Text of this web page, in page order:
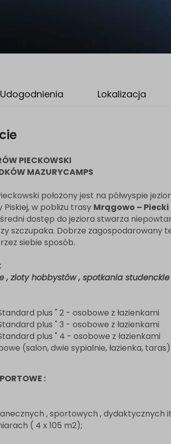
Udogodnienia Lokalizacja
PIECKOWSKI
MAZURYCAMPS
położony jest na półwyspie
w pobliżu trasy Mrągowo –
dostęp do jeziora stwarza
szczupaka. Dobrze
siebie sposób.
, zloty hobbystów , spotkania
plus " 2 - osobowe z łazienkami
plus " 3 - osobowe z łazienkami
plus " 4 - osobowe z łazienkami
(salon, dwie sypialnie, łazienka, taras)
:
, sportowych , dydaktycznych
( 4 x 105 m2);